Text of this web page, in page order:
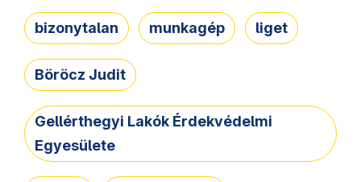
bizonytalan munkagép liget
Böröcz Judit
Gellérthegyi Lakók Érdekvédelmi
Egyesülete